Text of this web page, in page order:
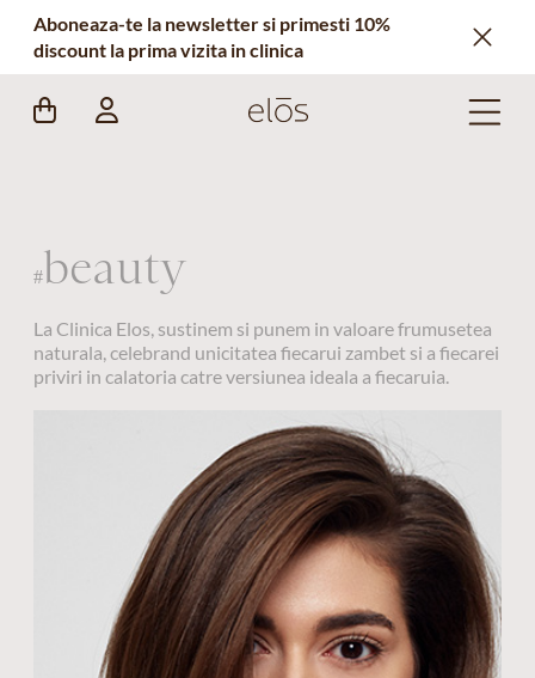
Aboneaza-te la newsletter si primesti 10%
discount la prima vizita in clinica
#beauty
La Clinica Elos, sustinem si punem in valoare frumusetea
naturala, celebrand unicitatea fiecarui zambet si a fiecarei
priviri in calatoria catre versiunea ideala a fiecaruia.